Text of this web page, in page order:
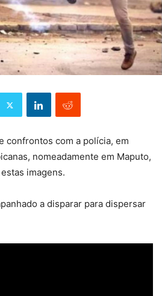
confrontos com a polícia, em
nomeadamente em Maputo,
imagens.
a disparar para dispersar